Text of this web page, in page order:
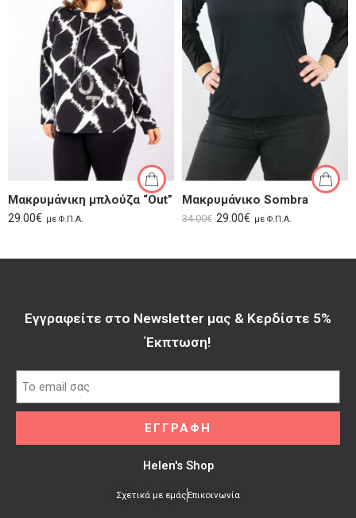
Μακρυμάνικη μπλούζα “Out”
29.00€ με Φ.Π.Α.
Μακρυμάνικο Sombra
34.00€ 29.00€ με Φ.Π.Α.
Εγγραφείτε στο Newsletter μας & Κερδίστε 5%
Έκπτωση!​
ΕΓΓΡΑΦΗ
Helen's Shop
Σχετικά με εμάς Επικοινωνία